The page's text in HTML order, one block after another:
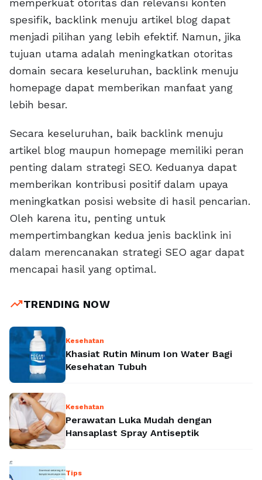
memperkuat otoritas dan relevansi konten
spesifik, backlink menuju artikel blog dapat
menjadi pilihan yang lebih efektif. Namun, jika
tujuan utama adalah meningkatkan otoritas
domain secara keseluruhan, backlink menuju
homepage dapat memberikan manfaat yang
lebih besar.
Secara keseluruhan, baik backlink menuju
artikel blog maupun homepage memiliki peran
penting dalam strategi SEO. Keduanya dapat
memberikan kontribusi positif dalam upaya
meningkatkan posisi website di hasil pencarian.
Oleh karena itu, penting untuk
mempertimbangkan kedua jenis backlink ini
dalam merencanakan strategi SEO agar dapat
mencapai hasil yang optimal.
trending_upTRENDING NOW
Kesehatan
Khasiat Rutin Minum Ion Water Bagi
Kesehatan Tubuh
Kesehatan
Perawatan Luka Mudah dengan
Hansaplast Spray Antiseptik
Tips